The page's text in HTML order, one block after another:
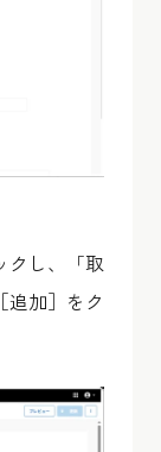
クし、「取
加］をク